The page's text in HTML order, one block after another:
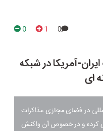
0
1
0
آمریکا در شبکه
ای
در فضای مجازی مذاکرات
کرده و در خصوص آن واکنش